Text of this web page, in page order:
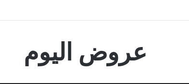
عروض اليوم